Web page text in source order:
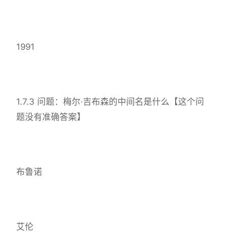
1991
1.7.3 问题：梅尔·吉布森的中间名是什么【这个问
题没有准确答案】
布鲁诺
艾伦